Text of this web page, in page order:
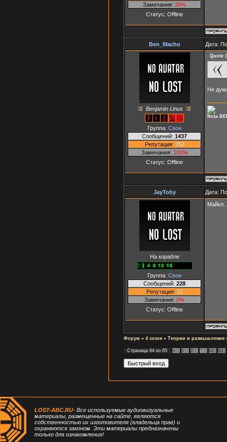
Замечания: 20%
Статус: Offline
Ben_Macho Дата:
Benjamin Linus
Группа: Свои
Сообщений: 1437
Репутация: 252
Замечания: 100%
Статус: Offline
Quote (
Не
Nota
JayToby Дата:
На корабле
Группа: Свои
Сообщений: 228
Репутация: 22
Замечания: 0%
Статус: Offline
Майкл..
Форум » 4 сезон » Теории и размышления
Страница 64 из 65 « 1 2 62 63
LOST-ABC.RU- Все используемые аудиовизуальные
материалы, размещенные на сайте, являются
собственностью их изготовителя (владельца прав) и
охраняются законом. Эти материалы предназначены
только для ознакомления!